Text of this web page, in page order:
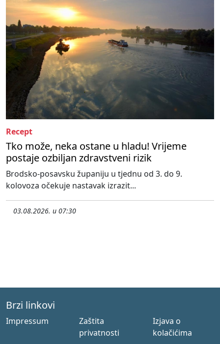
Recept
Tko može, neka ostane u hladu! Vrijeme
postaje ozbiljan zdravstveni rizik
Brodsko-posavsku županiju u tjednu od 3. do 9.
kolovoza očekuje nastavak izrazit...
03.08.2026. u 07:30
Brzi linkovi
Impressum
Zaštita
privatnosti
Izjava o
kolačićima